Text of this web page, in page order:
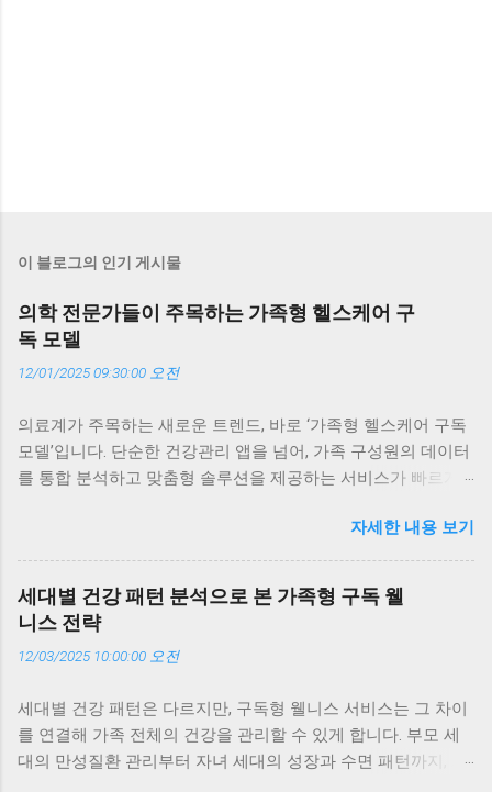
이 블로그의 인기 게시물
의학 전문가들이 주목하는 가족형 헬스케어 구
독 모델
12/01/2025 09:30:00 오전
의료계가 주목하는 새로운 트렌드, 바로 ‘가족형 헬스케어 구독
모델’입니다. 단순한 건강관리 앱을 넘어, 가족 구성원의 데이터
를 통합 분석하고 맞춤형 솔루션을 제공하는 서비스가 빠르게
주목하는지, 실제 의료 현장에서 어떤 변화를 만들어내고 있는
지, 그리고 가족 단위 구독이 개인 건강관리보다 더 효과적인 이
유를 구체적인 사례와 함께 살펴봅니다. 의료계가 주목하는 이
유, ‘지속성과 데이터’ 의학 전문가들이 가족형 헬스케어 구독 모
델에 주목하는 가장 큰 이유는 ‘지속성’과 ‘데이터의 정밀도’입니
다. 기존의 건강관리는 일회성 검진에 의존했지만, 구독형 모델
부모님의 혈압 변화, 자녀의 수면 패턴, 나의 스트레스 지수까지
한눈에 볼 수 있죠. 저도 부모님께 구독 서비스를 선물한 뒤, 매
주 리포트를 함께 보며 식단을 조정하고 있습니다. 이런 지속적
자세한 내용 보기
세대별 건강 패턴 분석으로 본 가족형 구독 웰
니스 전략
12/03/2025 10:00:00 오전
세대별 건강 패턴은 다르지만, 구독형 웰니스 서비스는 그 차이
를 연결해 가족 전체의 건강을 관리할 수 있게 합니다. 부모 세
대의 만성질환 관리부터 자녀 세대의 성장과 수면 패턴까지, AI